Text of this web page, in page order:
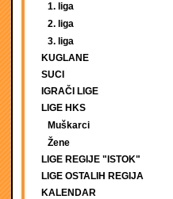
1. liga
2. liga
3. liga
KUGLANE
SUCI
IGRAČI LIGE
LIGE HKS
Muškarci
Žene
LIGE REGIJE "ISTOK"
LIGE OSTALIH REGIJA
KALENDAR